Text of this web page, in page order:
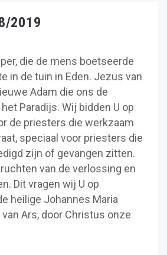
2019
die de mens boetseerde
in de tuin in Eden. Jezus van
Adam die ons de
Paradijs. Wij bidden U op
de priesters die werkzaam
speciaal voor priesters die
zijn of gevangen zitten.
van de verlossing en
Dit vragen wij U op
heilige Johannes Maria
Ars, door Christus onze